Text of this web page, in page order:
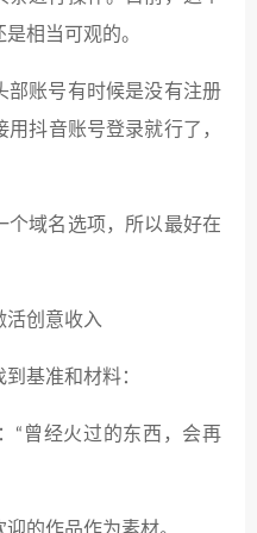
相当可观的。
部账号有时候是没有注册
抖音账号登录就行了，
个域名选项，所以最好在
活创意收入
基准和材料：
“曾经火过的东西，会再